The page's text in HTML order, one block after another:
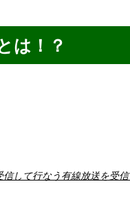
は！？
して行なう有線放送を受信